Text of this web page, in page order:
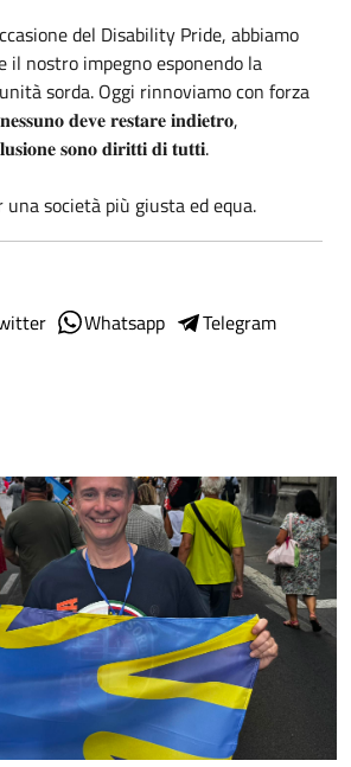
del Disability Pride, abbiamo
nostro impegno esponendo la
sorda. Oggi rinnoviamo con forza
𝐝𝐞𝐯𝐞 𝐫𝐞𝐬𝐭𝐚𝐫𝐞 𝐢𝐧𝐝𝐢𝐞𝐭𝐫𝐨,
𝐬𝐨𝐧𝐨 𝐝𝐢𝐫𝐢𝐭𝐭𝐢 𝐝𝐢 𝐭𝐮𝐭𝐭𝐢.
una società più giusta ed equa.
Whatsapp
Telegram